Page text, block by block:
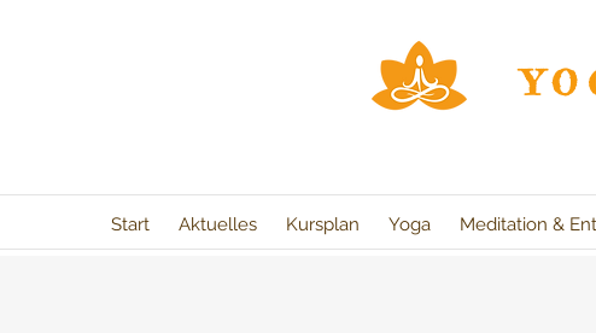
Start Aktuelles Kursplan Yoga Meditation &